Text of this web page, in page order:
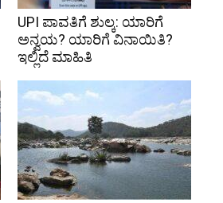
UPI ಪಾವತಿಗೆ ಶುಲ್ಕ: ಯಾರಿಗೆ
ಅನ್ವಯ? ಯಾರಿಗೆ ವಿನಾಯಿತಿ?
ಇಲ್ಲಿದೆ ಮಾಹಿತಿ